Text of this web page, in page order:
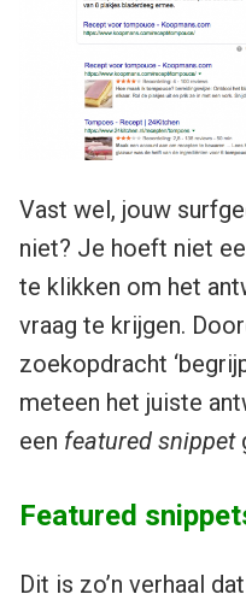
Vast wel, jouw
niet? Je hoeft niet
te klikken om het
vraag te krijgen.
zoekopdracht
meteen het juiste
een featured snippet
Featured
Dit is zo’n verhaal